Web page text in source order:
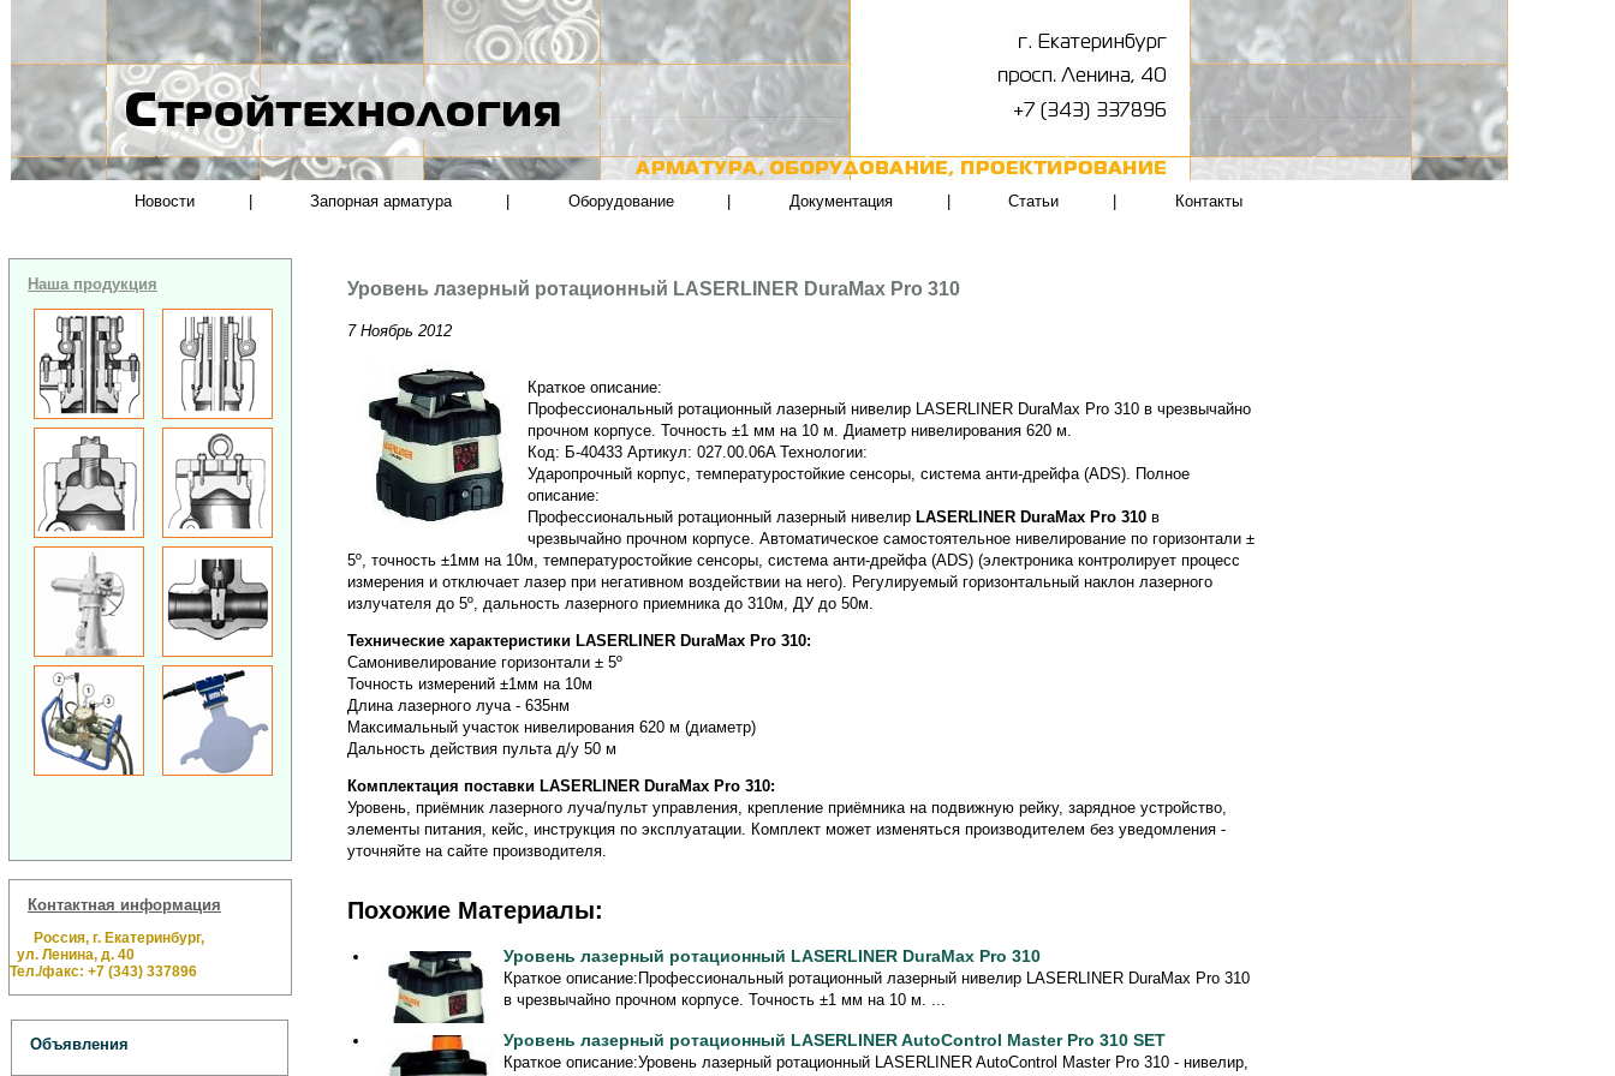
Новости Запорная арматура Оборудование Документация Статьи Контакты
Наша продукция
Контактная информация
Россия, г. Екатеринбург,
ул. Ленина, д. 40
Тел./факс: +7 (343) 337896
Объявления
Уровень лазерный ротационный LASERLINER DuraMax Pro 310
7 Ноябрь 2012
Краткое описание:
Профессиональный ротационный лазерный нивелир LASERLINER DuraMax Pro 310 в чрезвычайно
прочном корпусе. Точность ±1 мм на 10 м. Диаметр нивелирования 620 м.
Код: Б-40433 Артикул: 027.00.06A Технологии:
Ударопрочный корпус, температуростойкие сенсоры, система анти-дрейфа (ADS). Полное
описание:
Профессиональный ротационный лазерный нивелир LASERLINER DuraMax Pro 310 в
чрезвычайно прочном корпусе. Автоматическое самостоятельное нивелирование по горизонтали ±
5º, точность ±1мм на 10м, температуростойкие сенсоры, система анти-дрейфа (ADS) (электроника контролирует процесс
измерения и отключает лазер при негативном воздействии на него). Регулируемый горизонтальный наклон лазерного
излучателя до 5º, дальность лазерного приемника до 310м, ДУ до 50м.
Технические характеристики LASERLINER DuraMax Pro 310:
Самонивелирование горизонтали ± 5º
Точность измерений ±1мм на 10м
Длина лазерного луча - 635нм
Максимальный участок нивелирования 620 м (диаметр)
Дальность действия пульта д/у 50 м
Комплектация поставки LASERLINER DuraMax Pro 310:
Уровень, приёмник лазерного луча/пульт управления, крепление приёмника на подвижную рейку, зарядное устройство,
элементы питания, кейс, инструкция по эксплуатации. Комплект может изменяться производителем без уведомления -
уточняйте на сайте производителя.
Похожие Материалы:
Уровень лазерный ротационный LASERLINER DuraMax Pro 310
Краткое описание:Профессиональный ротационный лазерный нивелир LASERLINER DuraMax Pro 310
в чрезвычайно прочном корпусе. Точность ±1 мм на 10 м. ...
Уровень лазерный ротационный LASERLINER AutoControl Master Pro 310 SET
Краткое описание:Уровень лазерный ротационный LASERLINER AutoControl Master Pro 310 - нивелир,